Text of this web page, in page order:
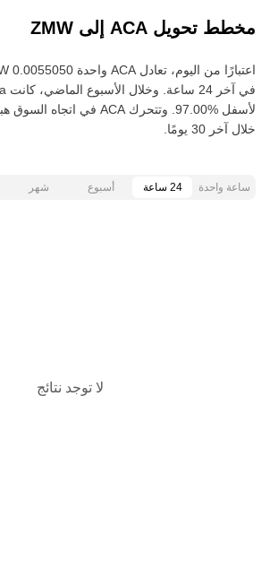
مخطط تحويل ACA إلى ZMW
خلال آخر 30 يومًا.
ساعة واحدة 24 ساعة أسبوع شهر
لا توجد نتائج